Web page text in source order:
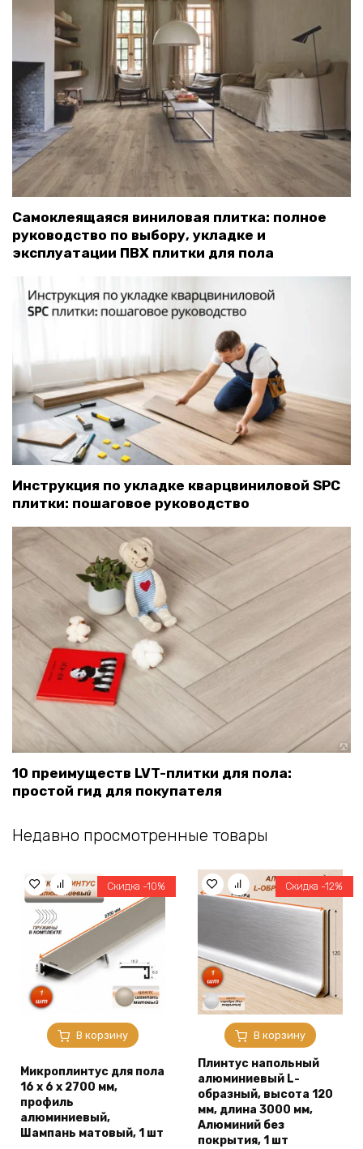
Самоклеящаяся виниловая плитка: полное
руководство по выбору, укладке и
эксплуатации ПВХ плитки для пола
Инструкция по укладке кварцвиниловой SPC
плитки: пошаговое руководство
10 преимуществ LVT-плитки для пола:
простой гид для покупателя
Недавно просмотренные товары
В корзину
Скидка -10%
Микроплинтус для пола
16 х 6 х 2700 мм,
профиль
алюминиевый,
Шампань матовый, 1 шт
В корзину
Скидка -12%
Плинтус напольный
алюминиевый L-
образный, высота 120
мм, длина 3000 мм,
Алюминий без
покрытия, 1 шт